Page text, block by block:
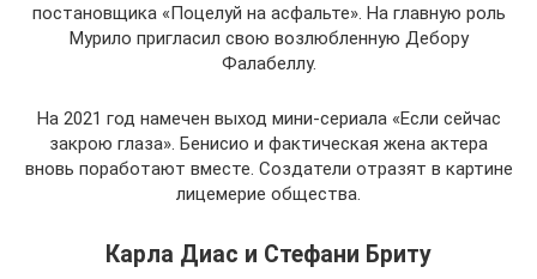
постановщика «Поцелуй на асфальте». На главную роль
Мурило пригласил свою возлюбленную Дебору
Фалабеллу.
На 2021 год намечен выход мини-сериала «Если сейчас
закрою глаза». Бенисио и фактическая жена актера
вновь поработают вместе. Создатели отразят в картине
лицемерие общества.
Карла Диас и Стефани Бриту